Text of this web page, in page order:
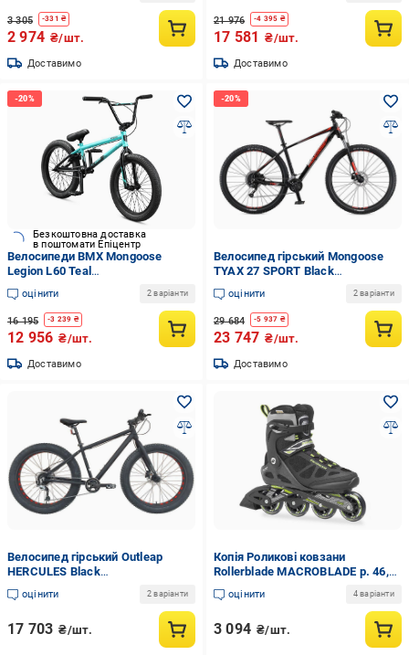
3 305 -331 ₴
2 974 ₴/шт.
Доставимо
21 976 -4 395 ₴
17 581 ₴/шт.
Доставимо
Безкоштовна доставка
в поштомати Епіцентр
Велосипеди BMX Mongoose
Legion L60 Teal
(UE66775F2A39854.C0)
оцінити 2 варіанти
16 195 -3 239 ₴
12 956 ₴/шт.
Доставимо
Велосипед гірський Mongoose
TYAX 27 SPORT Black
(UE2677BE6E4A652.4)
оцінити 2 варіанти
29 684 -5 937 ₴
23 747 ₴/шт.
Доставимо
Велосипед гірський Outleap
HERCULES Black
(UH66FD5F1C4A64E.4)
оцінити 2 варіанти
17 703 ₴/шт.
Копія Роликові ковзани
Rollerblade MACROBLADE р. 46,5
Чорний/Зелений (07356600 T83 -
4) оцінити 4 варіанти
3 094 ₴/шт.